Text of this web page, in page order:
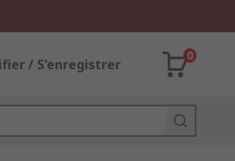
/ S'enregistrer
0